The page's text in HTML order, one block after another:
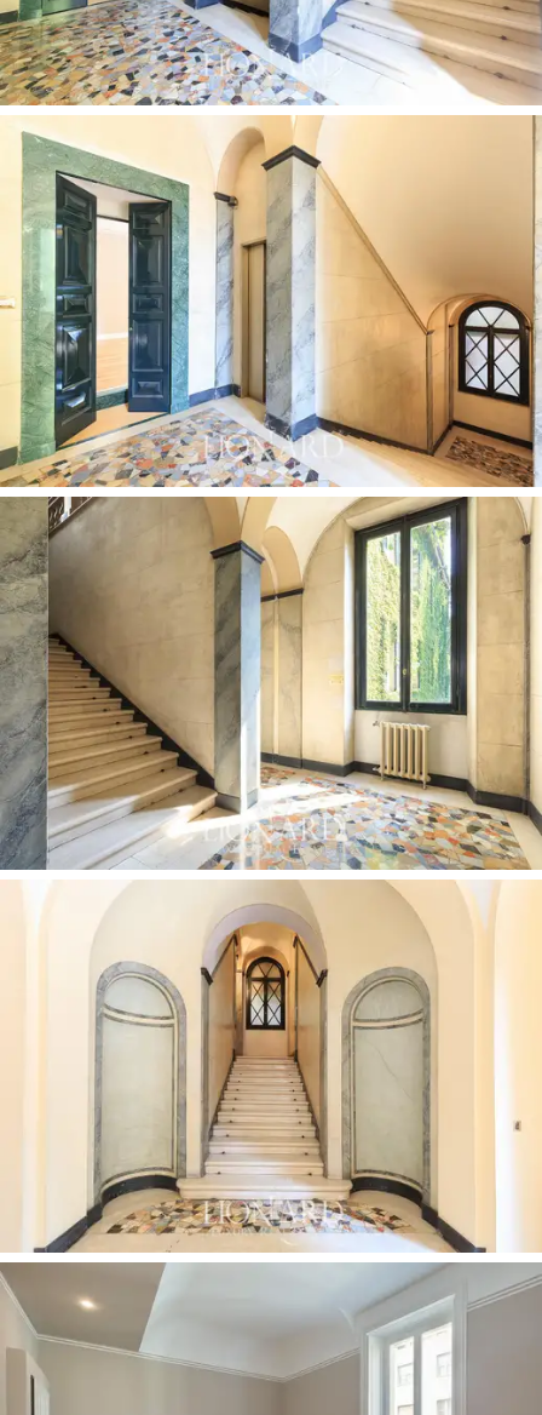
Aby dopełnić cechy tegoprestiżowego apartamentu
z epoki w centrum Mediolanu,znajdziemy również
piwnicę połączoną wewnątrz budynku z windą i
całodobową obsługą concierge. Na życzenie istnieje
możliwość wspólnego parkingu.